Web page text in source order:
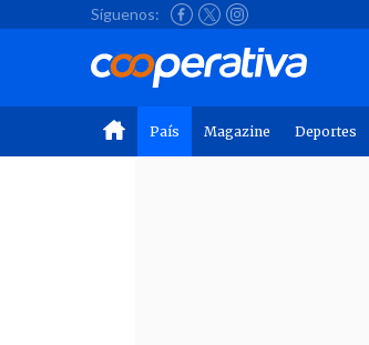
Síguenos:
País Magazine Deportes